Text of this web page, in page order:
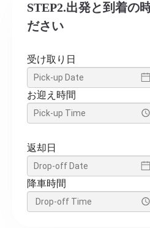
STEP2.出発と到着の
ださい
受け取り日
お迎え時間
返却日
降車時間